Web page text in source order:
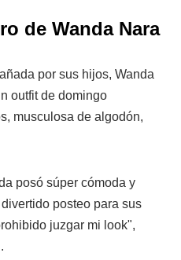
de Wanda Nara
por sus hijos, Wanda
outfit de domingo
musculosa de algodón,
posó súper cómoda y
posteo para sus
juzgar mi look",